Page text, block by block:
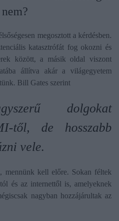
megosztott a kérdésben.
katasztrófát fog okozni és
között, a másik oldal viszont
állítva akár a világegyetem
. Bill Gates szerint
dolgokat
től, de hosszabb
vele.
mennünk kell előre. Sokan féltek
és az internettől is, amelyeknek
nagyban hozzájárultak az